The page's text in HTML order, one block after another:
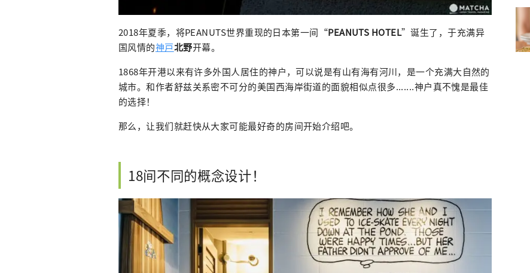
2018年夏季，将PEANUTS世界重现的日本第一间“PEANUTS HOTEL”诞生了，于充满异
国风情的神戸北野开幕。
1868年开港以来有许多外国人居住的神户，可以说是有山有海有河川，是一个充满大自然的
城市。和作者舒兹关系密不可分的美国西海岸街道的面貌相似点很多.......神户真不愧是最佳
的选择！
那么，让我们就赶快从大家可能最好奇的房间开始介绍吧。
18间不同的概念设计！